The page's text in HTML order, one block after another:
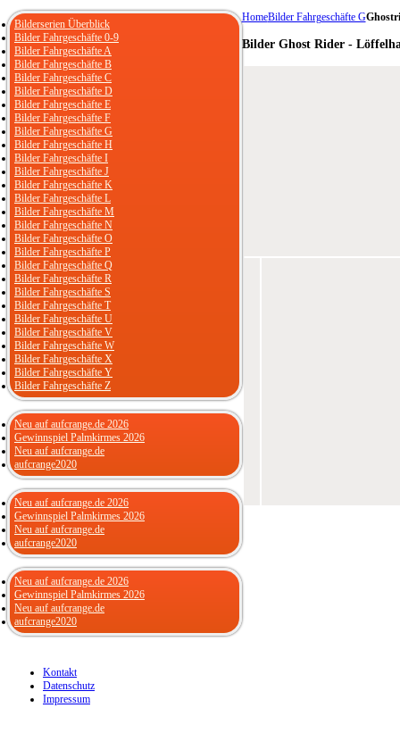
HomeBilder Fahrgeschäfte G
Bilder Ghost Rider -
Bilderserien Überblick
Bilder Fahrgeschäfte 0-9
Bilder Fahrgeschäfte A
Bilder Fahrgeschäfte B
Bilder Fahrgeschäfte C
Bilder Fahrgeschäfte D
Bilder Fahrgeschäfte E
Bilder Fahrgeschäfte F
Bilder Fahrgeschäfte G
Bilder Fahrgeschäfte H
Bilder Fahrgeschäfte I
Bilder Fahrgeschäfte J
Bilder Fahrgeschäfte K
Bilder Fahrgeschäfte L
Bilder Fahrgeschäfte M
Bilder Fahrgeschäfte N
Bilder Fahrgeschäfte O
Bilder Fahrgeschäfte P
Bilder Fahrgeschäfte Q
Bilder Fahrgeschäfte R
Bilder Fahrgeschäfte S
Bilder Fahrgeschäfte T
Bilder Fahrgeschäfte U
Bilder Fahrgeschäfte V
Bilder Fahrgeschäfte W
Bilder Fahrgeschäfte X
Bilder Fahrgeschäfte Y
Bilder Fahrgeschäfte Z
Neu auf aufcrange.de 2026
Gewinnspiel Palmkirmes 2026
Neu auf aufcrange.de
aufcrange2020
Neu auf aufcrange.de 2026
Gewinnspiel Palmkirmes 2026
Neu auf aufcrange.de
aufcrange2020
Neu auf aufcrange.de 2026
Gewinnspiel Palmkirmes 2026
Neu auf aufcrange.de
aufcrange2020
Kontakt
Datenschutz
Impressum